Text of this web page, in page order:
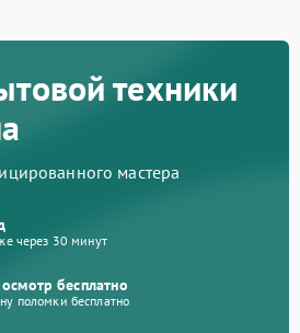
техники
мастера
через 30 минут
бесплатно
поломки бесплатно